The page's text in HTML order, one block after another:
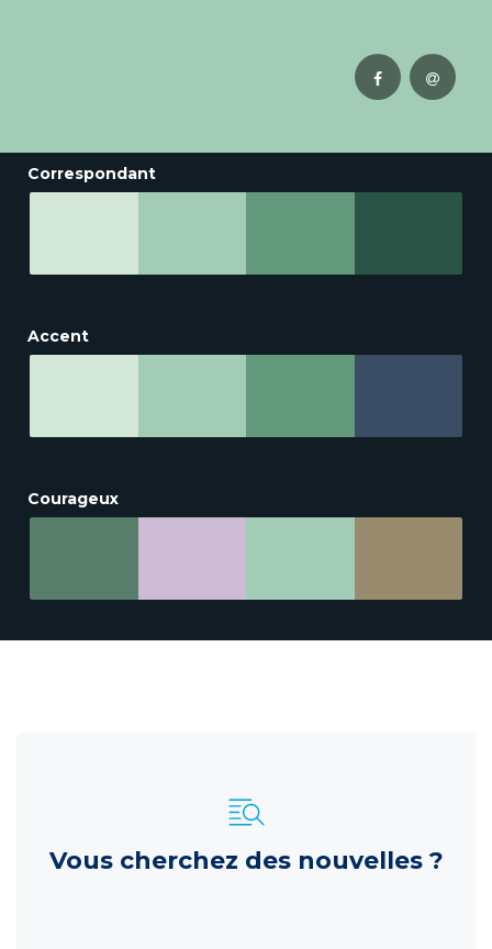
Correspondant
Accent
Courageux
Vous cherchez des nouvelles ?